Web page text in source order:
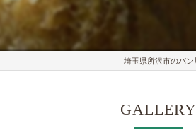
埼玉県所沢市のパ
GALLERY